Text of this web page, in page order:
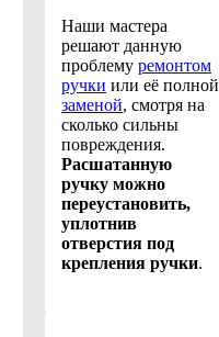
Наши мастера
решают данную
проблему ремонтом
ручки или её полной
заменой, смотря на
сколько сильны
повреждения.
Расшатанную
ручку можно
переустановить,
уплотнив
отверстия под
крепления ручки.